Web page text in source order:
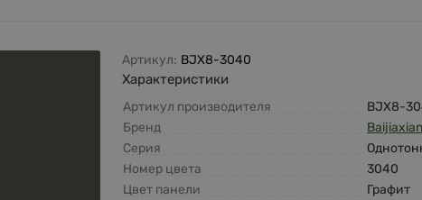
Артикул: BJX8-3040
Характеристики
Артикул производителя
BJX8-
Бренд
Серия
Номер цвета
3040
Цвет панели
Графит